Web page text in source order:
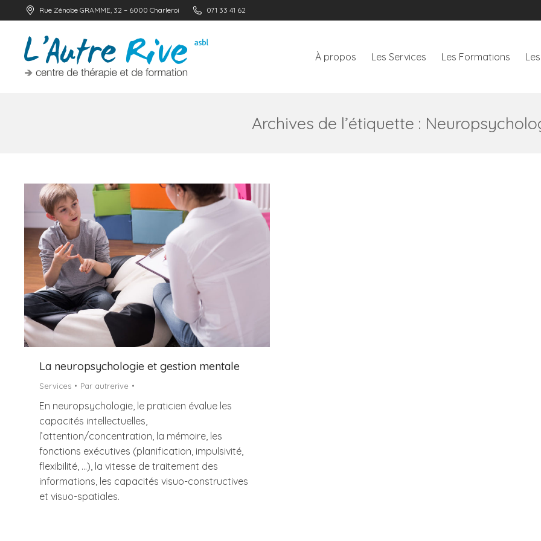
Rue Zénobe GRAMME, 32 – 6000 Charleroi 071 33 41 62
À propos Les Services Les Formations
Archives de l’étiquette :
La neuropsychologie et gestion mentale
Services Par autrerive
En neuropsychologie, le praticien évalue les
capacités intellectuelles,
l’attention/concentration, la mémoire, les
fonctions exécutives (planification, impulsivité,
flexibilité, …), la vitesse de traitement des
informations, les capacités visuo-constructives
et visuo-spatiales.
À propos Les Services Les Formations